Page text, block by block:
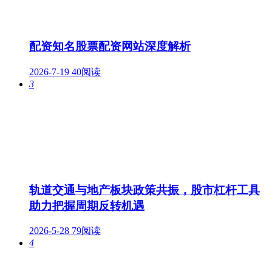
配资知名股票配资网站深度解析
2026-7-19 40阅读
3
轨道交通与地产板块政策共振，股市杠杆工具
助力把握周期反转机遇
2026-5-28 79阅读
4